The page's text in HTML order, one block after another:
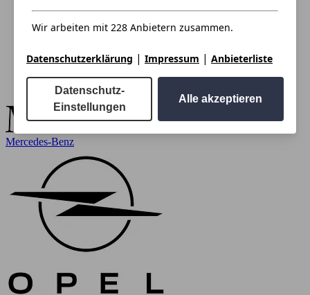
Mercedes-Benz
Wir arbeiten mit 228 Anbietern zusammen.
Datenschutzerklärung | Impressum | Anbieterliste
Datenschutz-
Einstellungen
Alle akzeptieren